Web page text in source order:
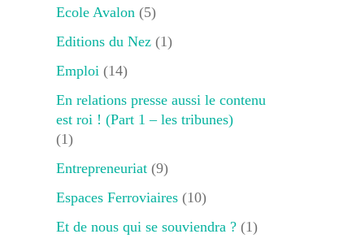
Ecole Avalon(5)
Editions du Nez(1)
Emploi(14)
En relations presse aussi le contenu
est roi ! (Part 1 – les tribunes)
(1)
Entrepreneuriat(9)
Espaces Ferroviaires(10)
Et de nous qui se souviendra ?(1)